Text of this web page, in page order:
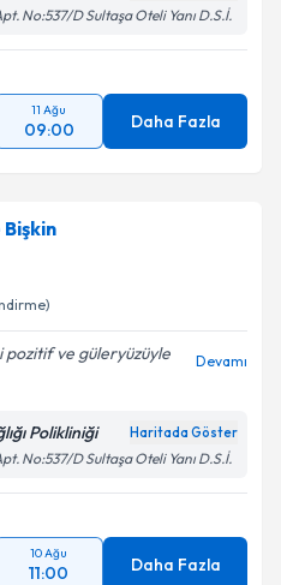
No:537/D Sultaşa Oteli Yanı D.S.İ.
11 Ağu
09:00 Daha Fazla
ve güleryüzüyle
Devamı
Polikliniği Haritada Göster
No:537/D Sultaşa Oteli Yanı D.S.İ.
10 Ağu
11:00 Daha Fazla